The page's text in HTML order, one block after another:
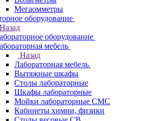
Мегаомметры
оборудование
Назад
оборудование
мебель
Назад
Лабораторная мебель
Вытяжные шкафы
Столы лабораторные
Шкафы лабораторные
Мойки лабораторные СМС
Кабинеты химии, физики